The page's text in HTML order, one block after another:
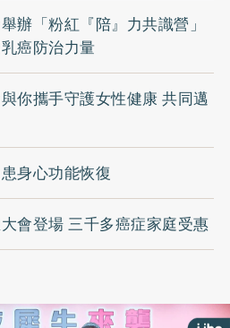
辦「粉紅『陪』力共識營」
癌防治力量
你攜手守護女性健康 共同邁
身心功能恢復
會登場 三千多癌症家庭受惠